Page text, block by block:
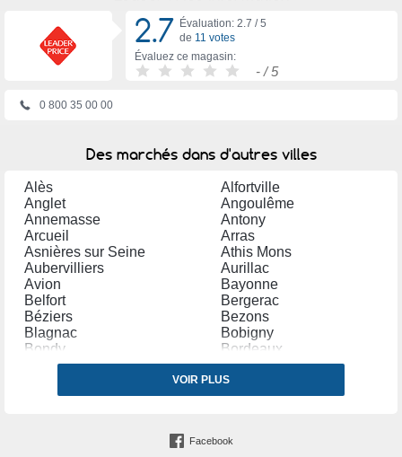
2.7 Évaluation: 2.7 /5
de 11 votes
Évaluez ce magasin:
- / 5
0 800 35 00 00
Des marchés dans d'autres villes
Alès
Alfortville
Anglet
Angoulême
Annemasse
Antony
Arcueil
Arras
Asnières sur Seine
Athis Mons
Aubervilliers
Aurillac
Avion
Bayonne
Belfort
Bergerac
Béziers
Bezons
Blagnac
Bobigny
Bondy
Bordeaux
Bourg en Bresse
Bourges
Brive la Gaillarde
Cannes
Champigny sur Marne
VOIR PLUS
Facebook